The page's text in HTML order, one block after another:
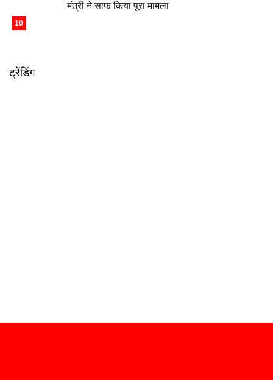
मंत्री ने साफ किया पूरा मामला
ट्रेंडिंग